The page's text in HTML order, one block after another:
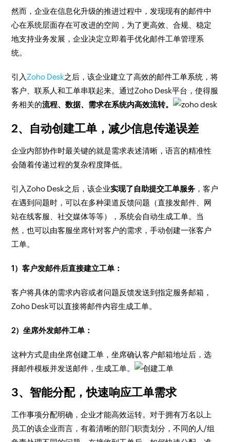
然而，企业在信息化升级的推进过程中，发现现有的邮件中
心在系统层面存在可改进的空间，为了更高效、合规、稳定
地支持业务发展，企业决定立即着手优化邮件工单管理系
统。
引入 Zoho Desk之后，该企业建立了高效的邮件工单系统，将
客户、联系人和工单串联起来。通过Zoho Desk平台，使得服
务相关的流程、数据、需求在系统内高效流转。
2、自动创建工单，减少信息传递误差
企业内部协作时最关键的就是需求表述清晰，语言的精准性
会随着传递过程的复杂程度降低。
引入Zoho Desk之后，该企业实现了自助提交工单服务 ，客户
在遇到问题时，可以在多种渠道反馈问题（直接发邮件、网
站在线客服、社交媒体等等），系统会自动生成工单。当
然，也可以由客服坐席针对客户的需求，手动创建一张客户
工单。
1）客户发邮件后直接建立工单：
客户将具体的需求内容或者问题反馈发送到指定服务邮箱，
Zoho Desk可以直接将邮件内容生成工单。
2）坐席外发邮件工单：
这种方式是由坐席创建工单，坐席确认客户邮箱地址后，选
择邮件模板并发送邮件，生成工单。
3、智能分配，快速响应工单需求
工作事项分配明确，企业才能高效运转。对于拥有万名以上
员工的该企业而言，有着清晰的部门职责划分，不同的人/组